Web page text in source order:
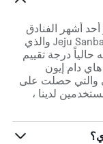
أشهر الفنادق
القريبة من Jeju Sanbangsan Carbonate Hot Springs والذي
ولديه حالياً درجة تقييم
هاي دام إيون
والتي حصلت على
المستخدمين لدينا ،